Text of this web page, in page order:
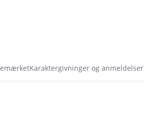
Karaktergivninger og anmeldelser